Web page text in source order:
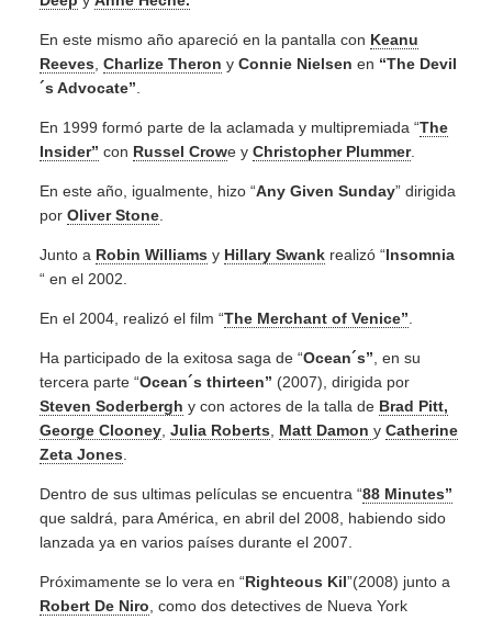
En este mismo año apareció en la pantalla con Keanu
Reeves Charlize Theron y Connie Nielsen en “The Devil
´s Advocate”
En 1999 formó parte de la aclamada y multipremiada “The
Insider” con Russel Crowe y Christopher Plummer.
En este año, igualmente, hizo “Any Given Sunday” dirigida
por Oliver Stone
Junto a Robin Williams y Hillary Swank realizó “Insomnia
“ en el 2002.
En el 2004, realizó el film “The Merchant of Venice”
Ha participado de la exitosa saga de “Ocean´s” , en su
tercera parte “Ocean´s thirteen” (2007), dirigida por
Steven Soderbergh y con actores de la talla de Brad Pitt,
George Clooney Julia Roberts Matt Damon y Catherine
Zeta Jones
Dentro de sus ultimas películas se encuentra “88 Minutes”
que saldrá, para América, en abril del 2008, habiendo sido
lanzada ya en varios países durante el 2007.
Próximamente se lo vera en “Righteous Kil”(2008) junto a
Robert De Niro , como dos detectives de Nueva York